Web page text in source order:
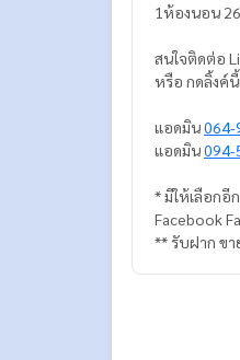
1ห้องนอน
หรือ กดลิ้งค์
แอดมิน064-
แอดมิน094-
* มีให้เลือกอี
Facebook
** รับฝาก ข